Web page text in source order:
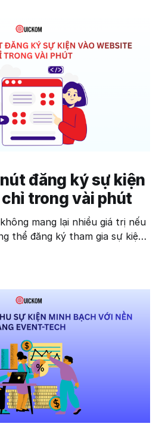
đăng ký sự kiện
trong vài phút
mang lại nhiều giá trị nếu
thể đăng ký tham gia sự kiện
dùng qua nhiều bước: